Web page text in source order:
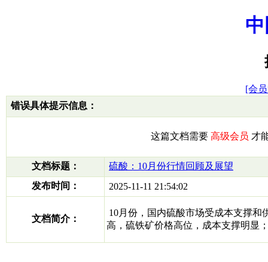
[会
错误具体提示信息：
这篇文档需要 高级会员 才
文档标题：
硫酸：10月份行情回顾及展望
发布时间：
2025-11-11 21:54:02
文档简介：
10月份，国内硫酸市场受成本支撑
高，硫铁矿价格高位，成本支撑明显